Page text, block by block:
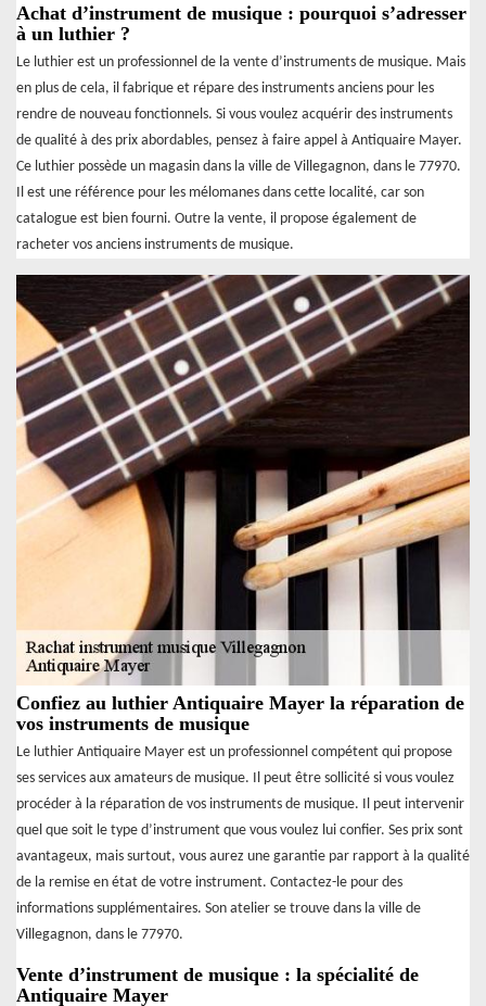
Achat d’instrument de musique : pourquoi s’adresser
à un luthier ?
Le luthier est un professionnel de la vente d’instruments de musique. Mais
en plus de cela, il fabrique et répare des instruments anciens pour les
rendre de nouveau fonctionnels. Si vous voulez acquérir des instruments
de qualité à des prix abordables, pensez à faire appel à Antiquaire Mayer.
Ce luthier possède un magasin dans la ville de Villegagnon, dans le 77970.
Il est une référence pour les mélomanes dans cette localité, car son
catalogue est bien fourni. Outre la vente, il propose également de
racheter vos anciens instruments de musique.
Confiez au luthier Antiquaire Mayer la réparation de
vos instruments de musique
Le luthier Antiquaire Mayer est un professionnel compétent qui propose
ses services aux amateurs de musique. Il peut être sollicité si vous voulez
procéder à la réparation de vos instruments de musique. Il peut intervenir
quel que soit le type d’instrument que vous voulez lui confier. Ses prix sont
avantageux, mais surtout, vous aurez une garantie par rapport à la qualité
de la remise en état de votre instrument. Contactez-le pour des
informations supplémentaires. Son atelier se trouve dans la ville de
Villegagnon, dans le 77970.
Vente d’instrument de musique : la spécialité de
Antiquaire Mayer